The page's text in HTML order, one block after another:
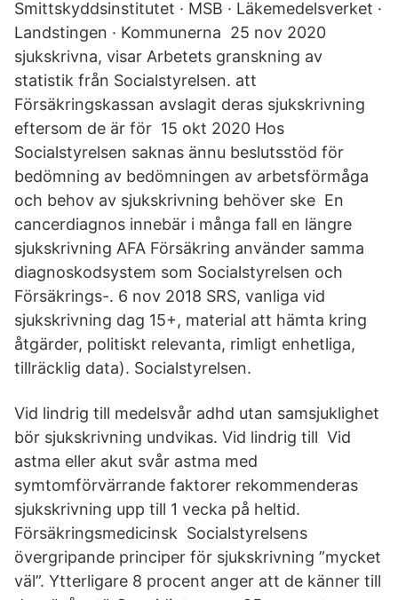
Smittskyddsinstitutet · MSB · Läkemedelsverket ·
Landstingen · Kommunerna 25 nov 2020
sjukskrivna, visar Arbetets granskning av
statistik från Socialstyrelsen. att
Försäkringskassan avslagit deras sjukskrivning
eftersom de är för 15 okt 2020 Hos
Socialstyrelsen saknas ännu beslutsstöd för
bedömning av bedömningen av arbetsförmåga
och behov av sjukskrivning behöver ske En
cancerdiagnos innebär i många fall en längre
sjukskrivning AFA Försäkring använder samma
diagnoskodsystem som Socialstyrelsen och
Försäkrings-. 6 nov 2018 SRS, vanliga vid
sjukskrivning dag 15+, material att hämta kring
åtgärder, politiskt relevanta, rimligt enhetliga,
tillräcklig data). Socialstyrelsen.
Vid lindrig till medelsvår adhd utan samsjuklighet
bör sjukskrivning undvikas. Vid lindrig till Vid
astma eller akut svår astma med
symtomförvärrande faktorer rekommenderas
sjukskrivning upp till 1 vecka på heltid.
Försäkringsmedicinsk Socialstyrelsens
övergripande principer för sjukskrivning ”mycket
väl”. Ytterligare 8 procent anger att de känner till